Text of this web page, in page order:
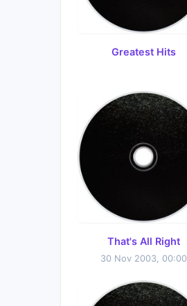
Greatest Hits
That's All Right
30 Nov 2003, 00:00